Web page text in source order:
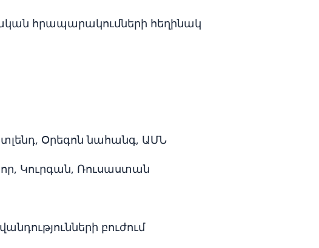
հրապարակումների հեղինակ
Օրեգոն նահանգ, ԱՄՆ
Կուրգան, Ռուսաստան
բուժում